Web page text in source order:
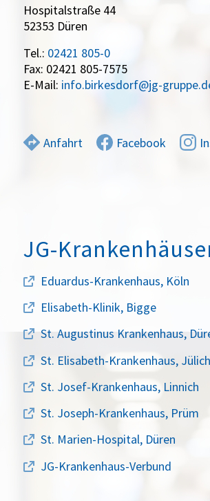
Hospitalstraße 44
52353 Düren
Tel.: 02421 805-0
Fax: 02421 805-7575
E-Mail: info.birkesdorf@jg-
Anfahrt Facebook
JG-
Eduardus-Krankenhaus, Köln
Elisabeth-Klinik, Bigge
St. Augustinus Krankenhaus,
St. Elisabeth-Krankenhaus, Jülich
St. Josef-Krankenhaus, Linnich
St. Joseph-Krankenhaus, Prüm
St. Marien-Hospital, Düren
JG-Krankenhaus-Verbund